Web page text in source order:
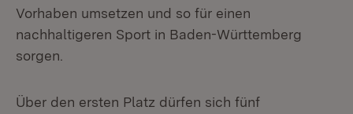
Vorhaben umsetzen und so für einen
nachhaltigeren Sport in Baden-Württemberg
sorgen.
Über den ersten Platz dürfen sich fünf